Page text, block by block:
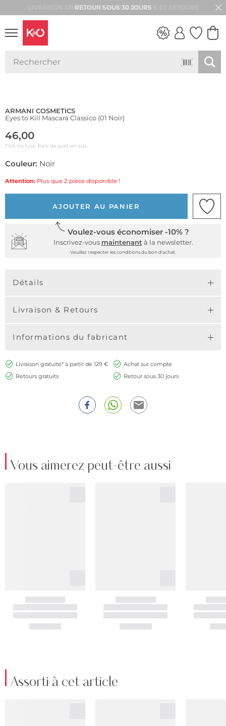
RETOUR SOUS 30 JOURS
ARMANI COSMETICS
Eyes to Kill Mascara Classico (01 Noir)
46,00
TVA incluse, frais de port en sus
Couleur: Noir
Attention: Plus que 2 pièce disponible !
AJOUTER AU PANIER
Voulez-vous économiser -10% ?
Inscrivez-vous maintenant à la newsletter.
Veuillez respecter les conditions du bon d'achat.
Détails
Livraison & Retours
Informations du fabricant
Livraison gratuite* à partir de 129 €
Achat sur compte
Retours gratuits
Retour sous 30 jours
Vous aimerez peut-être aussi
Assorti à cet article